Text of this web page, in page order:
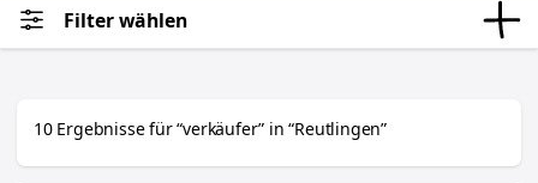
Filter wählen
Anstellungsart
10 Ergebnisse für “verkäufer” in “Reutlingen”